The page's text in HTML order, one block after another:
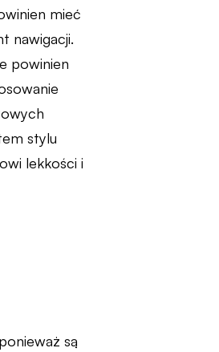
mieć
nawigacji.
powinien
stylu
lekkości i
są